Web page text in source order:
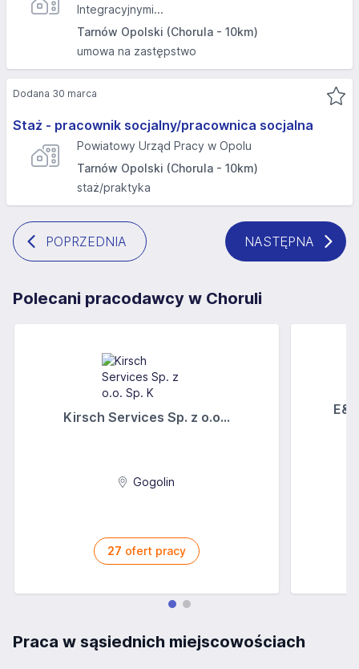
Integracyjnymi...
Tarnów Opolski (Chorula - 10km)
umowa na zastępstwo
Staż - pracownik socjalny/pracownica socjalna
Powiatowy Urząd Pracy w Opolu
Tarnów Opolski (Chorula - 10km)
staż/praktyka
Dodana 30 marca
POPRZEDNIA NASTĘPNA
Polecani pracodawcy w Choruli
Kirsch Services Sp. z o.o...
Gogolin
27 ofert pracy
Praca w sąsiednich miejscowościach